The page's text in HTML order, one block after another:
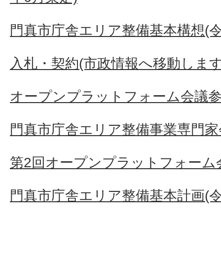
門真市庁舎エリア整備基本構想(
入札・契約(市政情報へ移動しま
オープンプラットフォーム会議
門真市庁舎エリア整備事業専門
第2回オープンプラットフォーム
門真市庁舎エリア整備基本計画(